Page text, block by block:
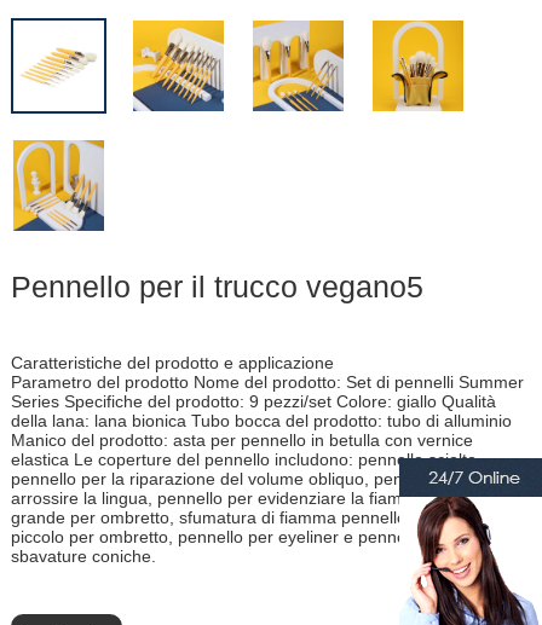
Pennello per il trucco vegano5
Caratteristiche del prodotto e applicazione
Parametro del prodotto Nome del prodotto: Set di pennelli Summer
Series Specifiche del prodotto: 9 pezzi/set Colore: giallo Qualità
della lana: lana bionica Tubo bocca del prodotto: tubo di alluminio
Manico del prodotto: asta per pennello in betulla con vernice
elastica Le coperture del pennello includono: pennello sciolto,
pennello per la riparazione del volume obliquo, pennello per
arrossire la lingua, pennello per evidenziare la fiamma, pennello
grande per ombretto, sfumatura di fiamma pennello, pennello
piccolo per ombretto, pennello per eyeliner e pennello per
sbavature coniche.